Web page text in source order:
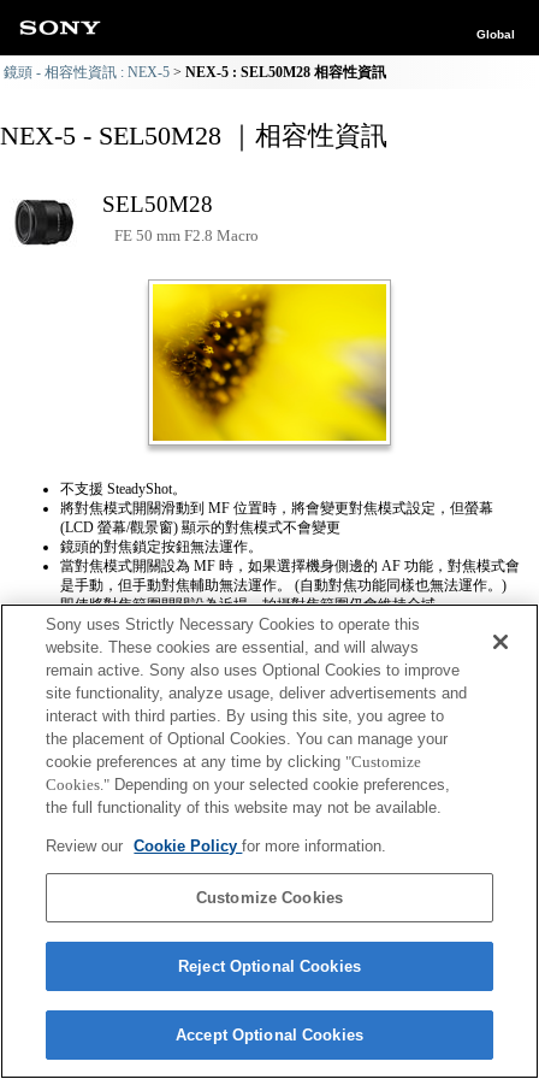
Global
鏡頭 - 相容性資訊 : NEX-5 NEX-5 : SEL50M28 相容性資訊
NEX-5 - SEL50M28 ｜相容性資訊
SEL50M28
FE 50 mm F2.8 Macro
不支援 SteadyShot。
將對焦模式開關滑動到 MF 位置時，將會變更對焦模式設定，但螢幕
(LCD 螢幕/觀景窗) 顯示的對焦模式不會變更
鏡頭的對焦鎖定按鈕無法運作。
當對焦模式開關設為 MF 時，如果選擇機身側邊的 AF 功能，對焦模式會
是手動，但手動對焦輔助無法運作。 (自動對焦功能同樣也無法運作。)
即使將對焦範圍開關設為近場，拍攝對焦範圍仍會維持全域
自動對焦模式設為 AF-C 以外的模式時，若對焦成功前進行了許多對焦動
作，有時對焦成功後，曝光會不正確。 您可以再次半按快門按鈕，或再次
使用 AEL，即可取得正確曝光。
在影片模式下待機或是錄製影片期間，都會切換到手動對焦。
Sony uses Strictly Necessary Cookies to operate this
website. These cookies are essential, and will always
remain active. Sony also uses Optional Cookies to improve
site functionality, analyze usage, deliver advertisements and
interact with third parties. By using this site, you agree to
the placement of Optional Cookies. You can manage your
cookie preferences at any time by clicking "Customize
Cookies." Depending on your selected cookie preferences,
the full functionality of this website may not be available.
Review our Cookie Policyfor more information.
Customize Cookies
Reject Optional Cookies
Accept Optional Cookies